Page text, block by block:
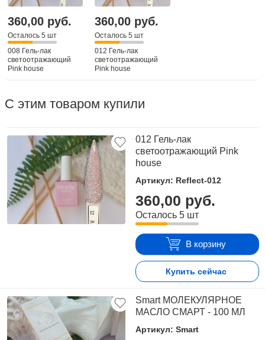
360,00 руб.
Осталось 5 шт
008 Гель-лак
светоотражающий
Pink house
360,00 руб.
Осталось 5 шт
012 Гель-лак
светоотражающий
Pink house
С этим товаром купили
012 Гель-лак
светоотражающий Pink
house
Артикул: Reflect-012
360,00 руб.
Осталось 5 шт
В корзину
Купить сейчас
Smart МОЛЕКУЛЯРНОЕ
МАСЛО СМАРТ - 100 МЛ
Артикул: Smart